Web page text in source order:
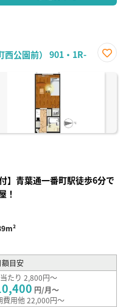
西公園前） 901・1R-
に入
】青葉通一番町駅徒歩6分で
！
額目安
たり 2,800円～
円/月～
費用他 22,000円～